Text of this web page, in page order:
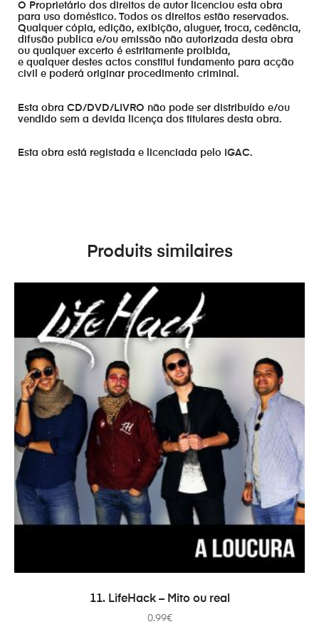
O Proprietário dos direitos de autor licenciou esta obra
para uso doméstico. Todos os direitos estão reservados.
Qualquer cópia, edição, exibição, aluguer, troca, cedência,
difusão publica e/ou emissão não autorizada desta obra
ou qualquer excerto é estritamente proibida,
e qualquer destes actos constitui fundamento para acção
civil e poderá originar procedimento criminal.
Esta obra CD/DVD/LIVRO não pode ser distribuído e/ou
vendido sem a devida licença dos titulares desta obra.
Esta obra está registada e licenciada pelo IGAC.
Produits similaires
AJOUTER AU PANIER
11. LifeHack – Mito ou real
0.99€